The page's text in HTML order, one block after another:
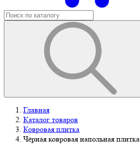
Главная
Каталог товаров
Ковровая плитка
Чёрная ковровая напольная плитка